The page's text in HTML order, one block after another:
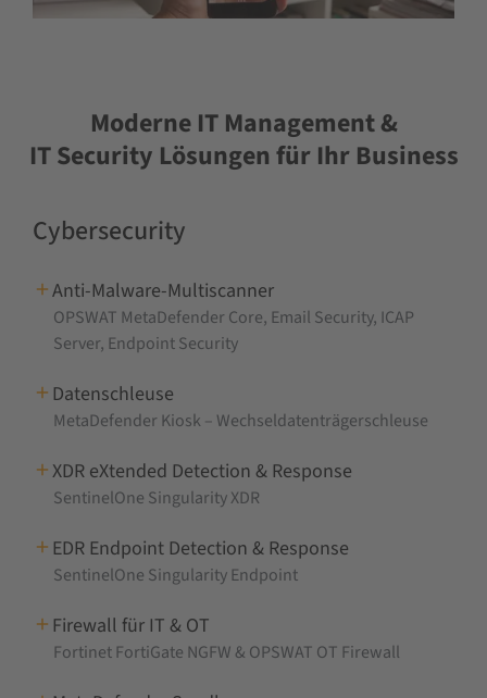
Moderne IT Management &
IT Security Lösungen für Ihr Business
Cybersecurity
Anti-Malware-Multiscanner
OPSWAT MetaDefender Core, Email Security, ICAP
Server, Endpoint Security
Datenschleuse
MetaDefender Kiosk – Wechseldatenträgerschleuse
XDR eXtended Detection & Response
SentinelOne Singularity XDR
EDR Endpoint Detection & Response
SentinelOne Singularity Endpoint
Firewall für IT & OT
Fortinet FortiGate NGFW & OPSWAT OT Firewall